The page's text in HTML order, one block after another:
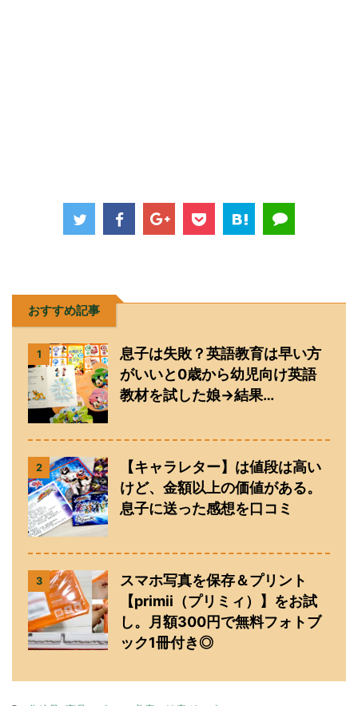
おすすめ記事
1
息子は失敗？英語教育は早い方
がいいと0歳から幼児向け英語
教材を試した娘→結果…
2
【キャラレター】は値段は高い
けど、金額以上の価値がある。
息子に送った感想を口コミ
3
スマホ写真を保存＆プリント
【primii（プリミィ）】をお試
し。月額300円で無料フォトブ
ック1冊付き◎